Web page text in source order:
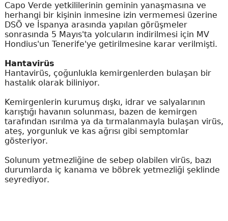
Capo Verde yetkililerinin geminin yanaşmasına ve
herhangi bir kişinin inmesine izin vermemesi üzerine
DSÖ ve İspanya arasında yapılan görüşmeler
sonrasında 5 Mayıs'ta yolcuların indirilmesi için MV
Hondius'un Tenerife'ye getirilmesine karar verilmişti.
Hantavirüs
Hantavirüs, çoğunlukla kemirgenlerden bulaşan bir
hastalık olarak biliniyor.
Kemirgenlerin kurumuş dışkı, idrar ve salyalarının
karıştığı havanın solunması, bazen de kemirgen
tarafından ısırılma ya da tırmalanmayla bulaşan virüs,
ateş, yorgunluk ve kas ağrısı gibi semptomlar
gösteriyor.
Solunum yetmezliğine de sebep olabilen virüs, bazı
durumlarda iç kanama ve böbrek yetmezliği şeklinde
seyrediyor.